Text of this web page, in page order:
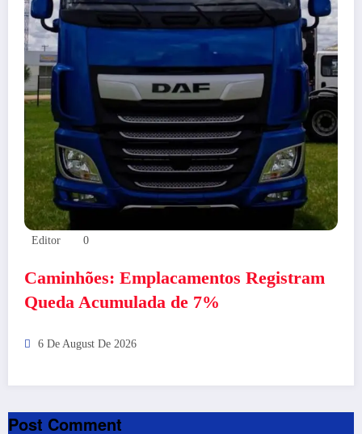
Editor 0
Caminhões: Emplacamentos Registram
Queda Acumulada de 7%
6 De August De 2026
Post Comment